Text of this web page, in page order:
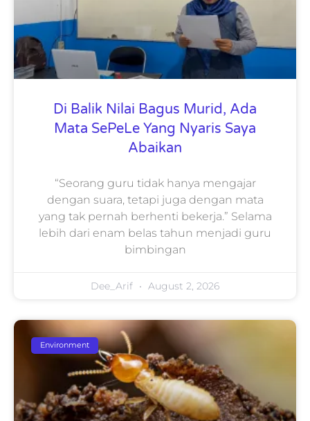
Di Balik Nilai Bagus Murid, Ada
Mata SePeLe Yang Nyaris Saya
Abaikan
“Seorang guru tidak hanya mengajar
dengan suara, tetapi juga dengan mata
yang tak pernah berhenti bekerja.” Selama
lebih dari enam belas tahun menjadi guru
bimbingan
Dee_Arif August 2, 2026
Environment